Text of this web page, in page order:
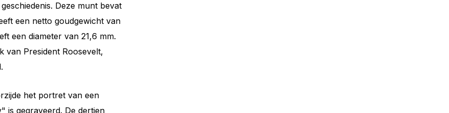
Deze munt bevat
een netto goudgewicht van
een diameter van 21,6 mm.
van President Roosevelt,
het portret van een
is gegraveerd. De dertien